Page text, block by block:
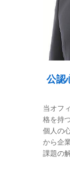
カウンセリング
お問い合わせ
サイトマップ
リンク集
お知らせ
公認
当オフ
格を持
個人の
から企
課題の